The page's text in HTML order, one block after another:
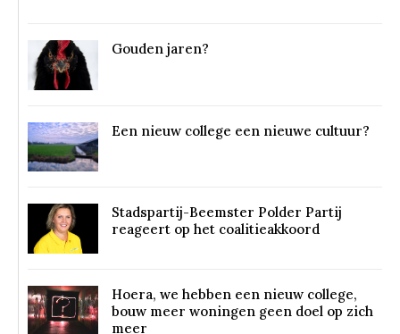
Gouden jaren?
Een nieuw college een nieuwe cultuur?
Stadspartij-Beemster Polder Partij
reageert op het coalitieakkoord
Hoera, we hebben een nieuw college,
bouw meer woningen geen doel op zich
meer